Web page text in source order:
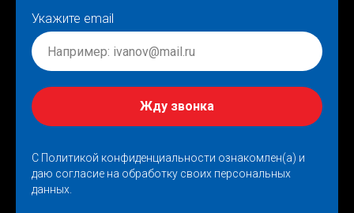
Укажите email
Жду звонка
С Политикой конфиденциальности ознакомлен(а) и
даю согласие на обработку своих персональных
данных.